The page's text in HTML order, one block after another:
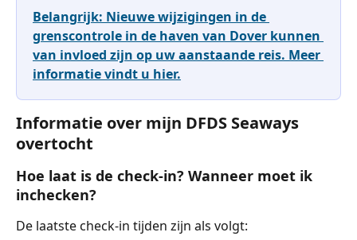
Belangrijk: Nieuwe wijzigingen in de
grenscontrole in de haven van Dover kunnen
van invloed zijn op uw aanstaande reis. Meer
informatie vindt u hier.
Informatie over mijn DFDS Seaways
overtocht
Hoe laat is de check-in? Wanneer moet ik
inchecken?
De laatste check-in tijden zijn als volgt: